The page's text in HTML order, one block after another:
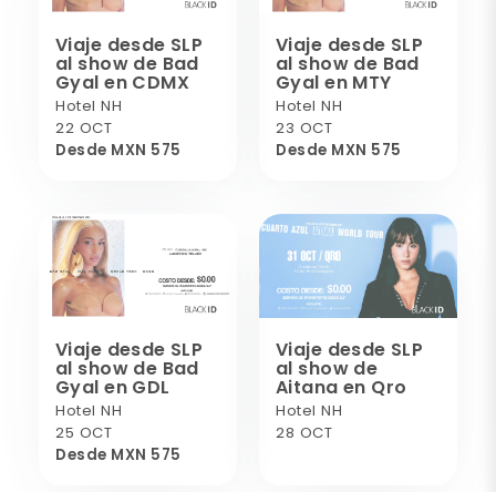
Viaje desde SLP
al show de Bad
Gyal en CDMX
Hotel NH
22 OCT
Desde MXN 575
Viaje desde SLP
al show de Bad
Gyal en MTY
Hotel NH
23 OCT
Desde MXN 575
Viaje desde SLP
al show de Bad
Gyal en GDL
Hotel NH
25 OCT
Desde MXN 575
Viaje desde SLP
al show de
Aitana en Qro
Hotel NH
28 OCT